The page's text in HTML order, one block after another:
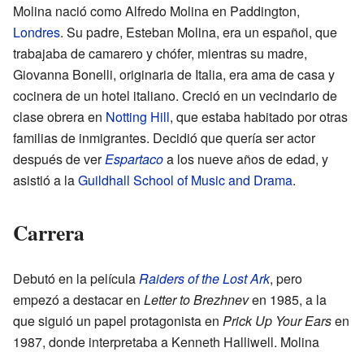
Molina nació como Alfredo Molina en Paddington,
Londres. Su padre, Esteban Molina, era un español, que
trabajaba de camarero y chófer, mientras su madre,
Giovanna Bonelli, originaria de Italia, era ama de casa y
cocinera de un hotel italiano. Creció en un vecindario de
clase obrera en Notting Hill, que estaba habitado por otras
familias de inmigrantes. Decidió que quería ser actor
después de verEspartacoa los nueve años de edad, y
asistió a laGuildhall School of Music and Drama.
Carrera
Debutó en la películaRaiders of the Lost Ark, pero
empezó a destacar en Letter to Brezhneven 1985, a la
que siguió un papel protagonista en Prick Up Your Earsen
1987, donde interpretaba a Kenneth Halliwell. Molina